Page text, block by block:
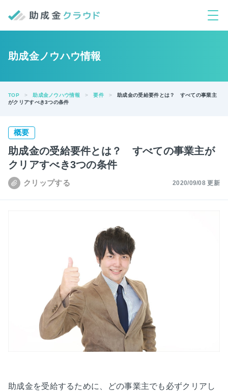
助成金ノウハウ情報
TOP 助成金ノウハウ情報 要件
助成金の受給要件とは？ すべての事業主
がクリアすべき3つの条件
概要
助成金の受給要件とは？ すべての事業主が
クリアすべき3つの条件
2020/09/08 更新
助成金を受給するために、どの事業主でも必ずクリアし